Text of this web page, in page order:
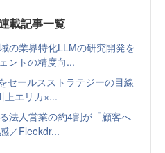
載記事一覧
の業界特化LLMの研究開発を
ントの精度向...
セールスストラテジーの目線
上エリカ×...
法人営業の約4割が「顧客へ
／Fleekdr...